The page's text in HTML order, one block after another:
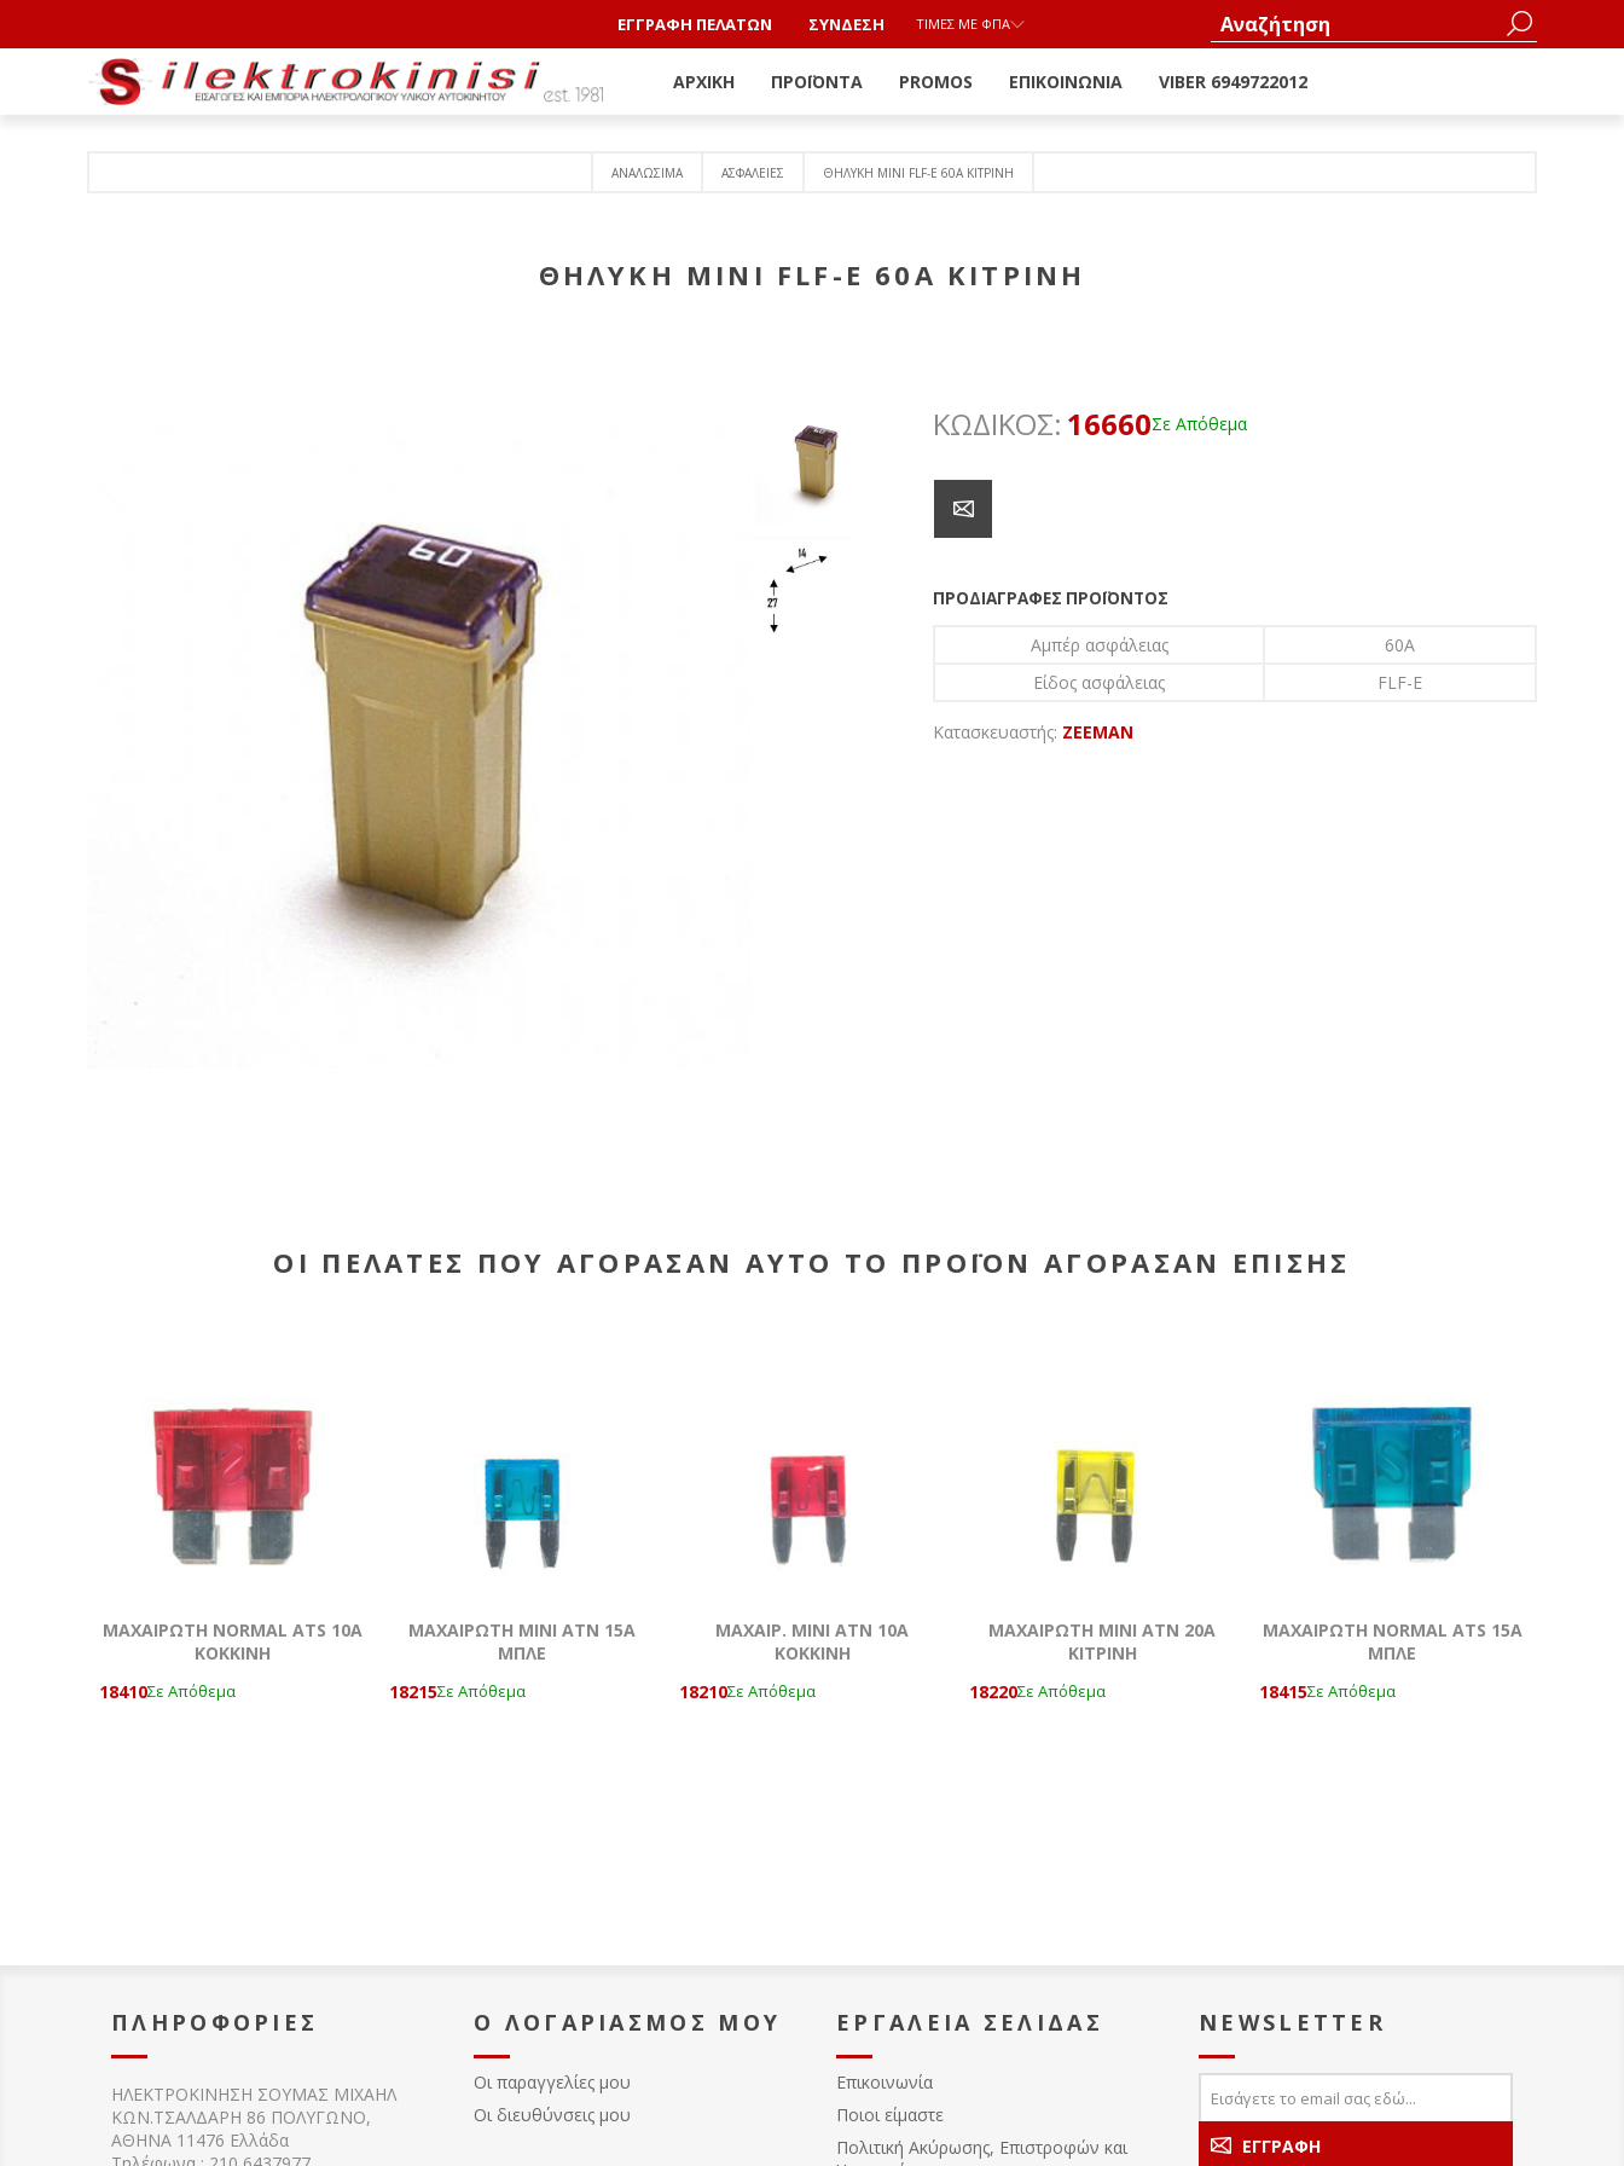
ΕΓΓΡΑΦΗ ΠΕΛΑΤΩΝ ΣΎΝΔΕΣΗ ΤΙΜΈΣ ΜΕ ΦΠΑ
ΑΡΧΙΚΉ ΠΡΟΪΌΝΤΑ PROMOS ΕΠΙΚΟΙΝΩΝΊΑ VIBER 6949722012
ΑΝΑΛΩΣΙΜΑ ΑΣΦΑΛΕΙΕΣ ΘΗΛΥΚΗ MINI FLF-E 60Α ΚΙΤΡΙΝΗ
ΘΗΛΥΚΗ MINI FLF-E 60Α ΚΙΤΡΙΝΗ
ΚΩΔΙΚΟΣ: 16660Σε Απόθεμα
ΠΡΟΔΙΑΓΡΑΦΈΣ ΠΡΟΪΌΝΤΟΣ
Αμπέρ ασφάλειας
60A
Είδος ασφάλειας
FLF-E
Κατασκευαστής: ZEEMAN
ΟΙ ΠΕΛΆΤΕΣ ΠΟΥ ΑΓΌΡΑΣΑΝ ΑΥΤΌ ΤΟ ΠΡΟΪΌΝ ΑΓΌΡΑΣΑΝ ΕΠΊΣΗΣ
ΜΑΧΑΙΡΩΤΗ NORMAL ATS 10A
KOKKΙΝΗ
18410Σε Απόθεμα
ΜΑΧΑΙΡΩΤΗ ΜΙΝΙ ATN 15Α
ΜΠΛΕ
18215Σε Απόθεμα
ΜΑΧΑΙΡ. ΜΙΝΙ ATN 10Α
ΚΟΚΚΙΝΗ
18210Σε Απόθεμα
ΜΑΧΑΙΡΩΤΗ ΜΙΝΙ ATN 20Α
ΚΙΤΡΙΝΗ
18220Σε Απόθεμα
ΜΑΧΑΙΡΩΤΗ NORMAL ATS 15A
ΜΠΛΕ
18415Σε Απόθεμα
ΠΛΗΡΟΦΟΡΊΕΣ
ΗΛΕΚΤΡΟΚΙΝΗΣΗ ΣΟΥΜΑΣ MIXAHΛ
ΚΩΝ.ΤΣΑΛΔΑΡΗ 86 ΠΟΛΥΓΩΝΟ,
ΑΘΗΝΑ 11476 Ελλάδα
Ο ΛΟΓΑΡΙΑΣΜΌΣ ΜΟΥ
Οι παραγγελίες μου
Οι διευθύνσεις μου
ΕΡΓΑΛΕΊΑ ΣΕΛΊΔΑΣ
Επικοινωνία
Ποιοι είμαστε
Πολιτική Ακύρωσης, Eπιστροφών και
NEWSLETTER